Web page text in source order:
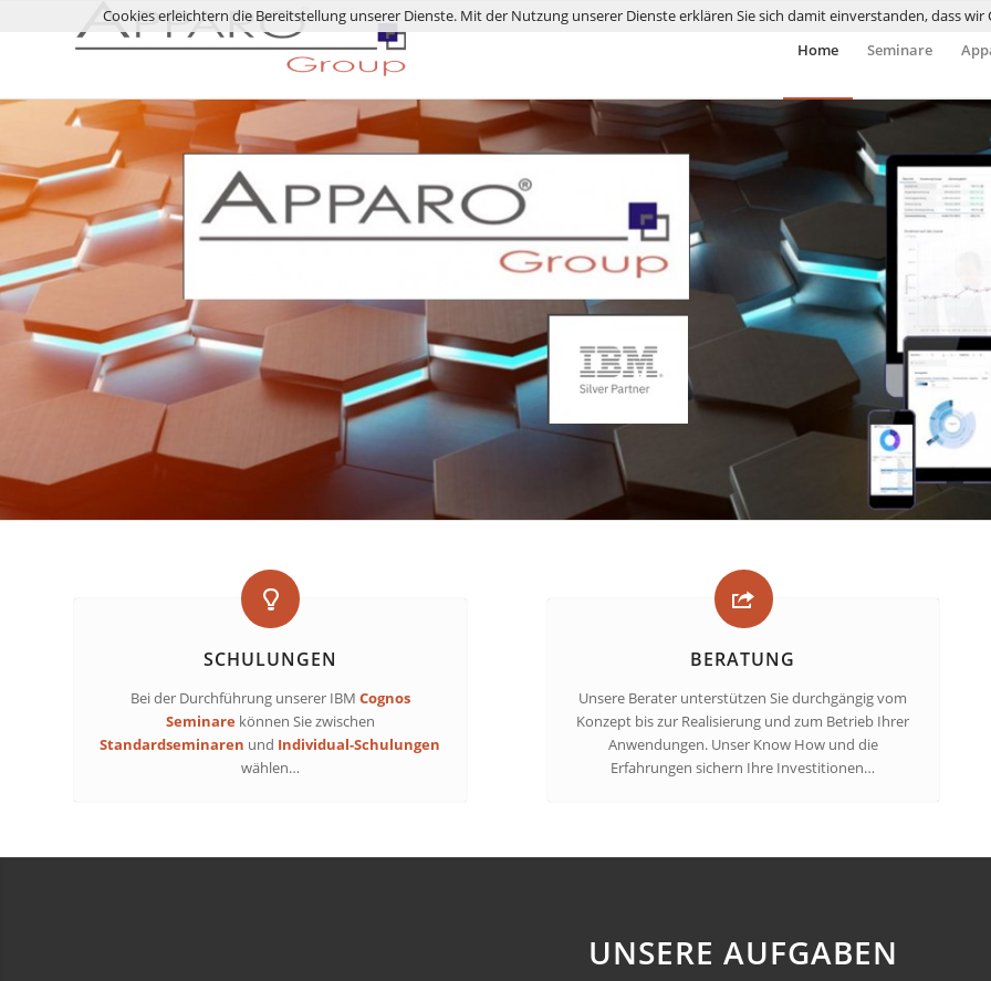
Home Seminare
SCHULUNGEN
Bei der Durchführung unserer IBM Cognos
Seminarekönnen Sie zwischen
Standardseminaren und Individual-Schulungen
wählen…
BERATUNG
Unsere Berater unterstützen Sie durchgängig vom
Konzept bis zur Realisierung und zum Betrieb Ihrer
Anwendungen. Unser Know How und die
Erfahrungen sichern Ihre Investitionen…
UNSERE AUFGABEN
Cookies erleichtern die Bereitstellung unserer Dienste. Mit der Nutzung unserer Dienste erklären Sie sich damit einverstanden, dass wir